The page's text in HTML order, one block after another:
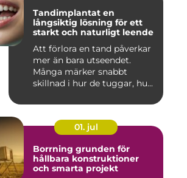
Tandimplantat en
långsiktig lösning för ett
starkt och naturligt leende
Att förlora en tand påverkar
mer än bara utseendet.
Många märker snabbt
skillnad i hur de tuggar, hu...
01. jul
Borrning grunden för
hållbara konstruktioner
och smarta projekt